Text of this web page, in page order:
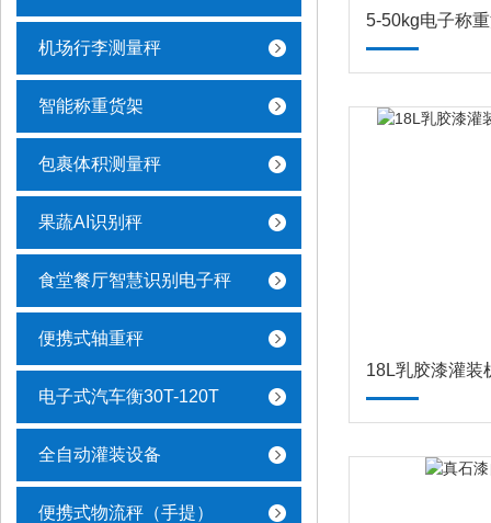
机场行李测量秤
智能称重货架
包裹体积测量秤
果蔬AI识别秤
食堂餐厅智慧识别电子秤
便携式轴重秤
电子式汽车衡30T-120T
全自动灌装设备
便携式物流秤（手提）
18L乳胶漆灌装